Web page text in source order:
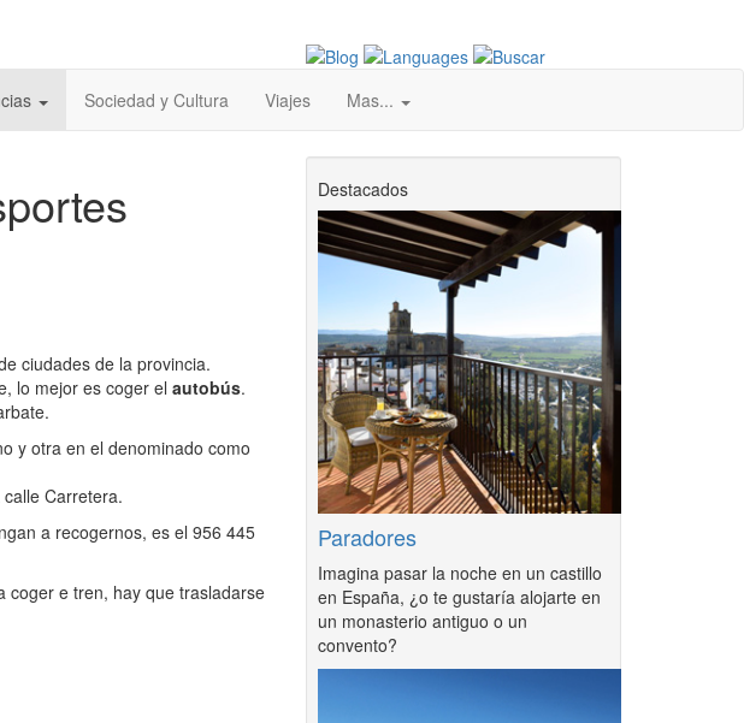
Sociedad y Cultura Viajes Mas...
ciudades de la provincia.
lo mejor es coger el autobús.
y otra en el denominado como
Carretera.
a recogernos, es el 956 445
coger e tren, hay que trasladarse
Destacados
Paradores
Imagina pasar la noche en un castillo
en España, ¿o te gustaría alojarte en
un monasterio antiguo o un
convento?